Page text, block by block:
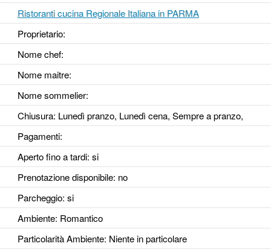
Ristoranti cucina Regionale Italiana in PARMA
Proprietario:
Nome chef:
Nome maitre:
Nome sommelier:
Chiusura: Lunedì pranzo, Lunedì cena, Sempre a pranzo,
Pagamenti:
Aperto fino a tardi: si
Prenotazione disponibile: no
Parcheggio: si
Ambiente: Romantico
Particolarità Ambiente: Niente in particolare